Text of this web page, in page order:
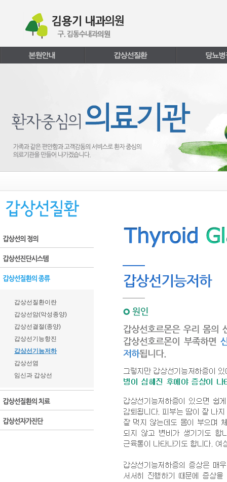
갑상선질환이란
갑상선암(악성종양)
갑상선결절(종양)
갑상선기능항진
갑상선기능저하
갑상선염
임신과 갑상선